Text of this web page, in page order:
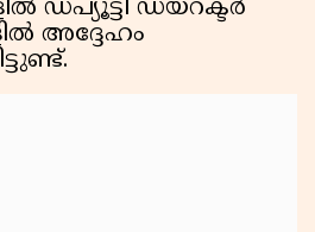
ഡപ്യൂട്ടി ഡയറക്ടർ
അദ്ദേഹം